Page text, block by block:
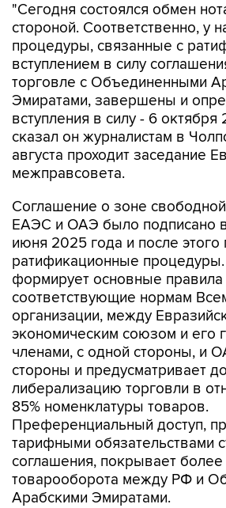
"Сегодня состоялся обмен
стороной. Соответственно, у
процедуры, связанные с
вступлением в силу
торговле с Объединенными
Эмиратами, завершены и
вступления в силу - 6 октября
сказал он журналистам в
августа проходит заседание
межправсовета.
Соглашение о зоне
ЕАЭС и ОАЭ было подписано
июня 2025 года и после этого
ратификационные
формирует основные правила
соответствующие нормам
организации, между
экономическим союзом и его
членами, с одной стороны, и
стороны и предусматривает
либерализацию торговли в
85% номенклатуры товаров.
Преференциальный доступ,
тарифными обязательствами
соглашения, покрывает более
товарооборота между РФ и
Арабскими Эмиратами.